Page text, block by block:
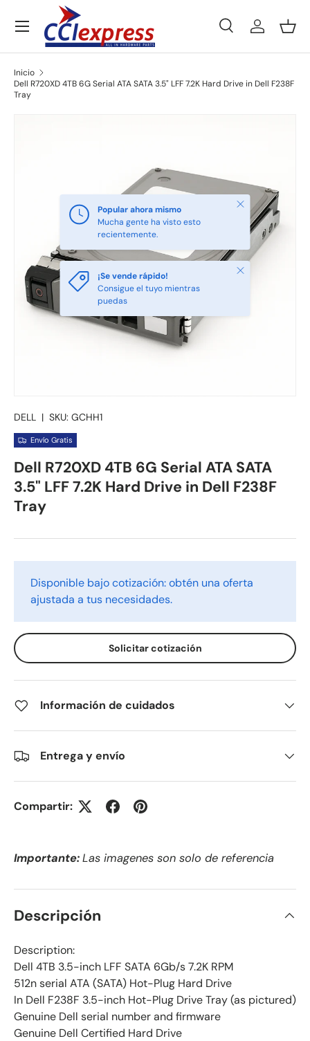
Ir al contenido
Buscar
Tipo de producto
BuscarIniciar
Menú
Inicio
Dell R720XD 4TB 6G Serial ATA SATA 3.5" LFF 7.2K Hard Drive in Dell F238F
Tray
Popular ahora mismo
Mucha gente ha visto esto
recientemente.
Cerrar
¡Se vende rápido!
Consigue el tuyo mientras
puedas
Cerrar
DELL | SKU: GCHH1
Envío Gratis
Dell R720XD 4TB 6G Serial ATA SATA
3.5" LFF 7.2K Hard Drive in Dell F238F
Tray
Disponible bajo cotización: obtén una oferta
ajustada a tus necesidades.
Solicitar cotización
Información de cuidados
Entrega y envío
Compartir:
Importante:Las imagenes son solo de referencia
Descripción
Description:
Dell 4TB 3.5-inch LFF SATA 6Gb/s 7.2K RPM
512n serial ATA (SATA) Hot-Plug Hard Drive
In Dell F238F 3.5-inch Hot-Plug Drive Tray (as pictured)
Genuine Dell serial number and firmware
Genuine Dell Certified Hard Drive